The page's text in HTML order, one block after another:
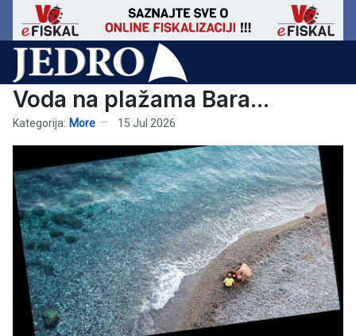
Voda na plažama Bara...
Kategorija: More 15 Jul 2026